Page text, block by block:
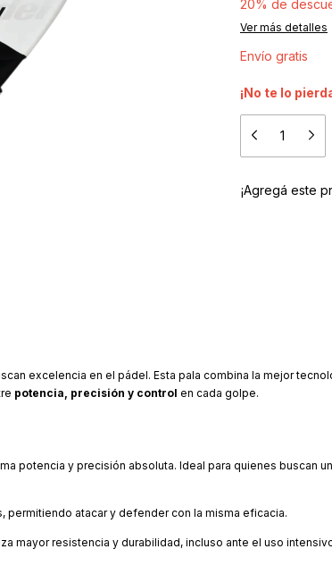
20% de
Ver más detalles
Envío gratis
¡No te lo
¡Agregá este
excelencia en el pádel. Esta pala combina la mejor
potencia, precisión y control en cada golpe.
potencia y precisión absoluta. Ideal para quienes buscan
atacar y defender con la misma eficacia.
mayor resistencia y durabilidad, incluso ante el uso